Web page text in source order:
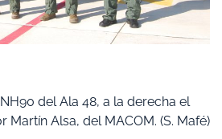
del Ala 48, a la derecha el
Martín Alsa, del MACOM. (S. Mafé)